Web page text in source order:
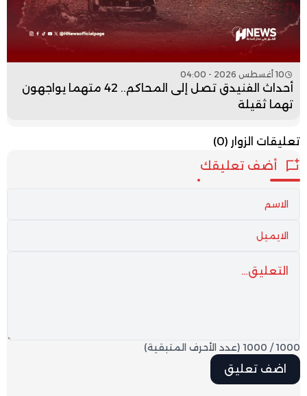
10 أغسطس 2026 - 04:00
أحداث الفنيدق تصل إلى المحاكم.. 42 متهما يواجهون
تهما ثقيلة
تعليقات الزوار (0)
أضف تعليقك
1000
/
1000 (عدد الأحرف المتبقية)